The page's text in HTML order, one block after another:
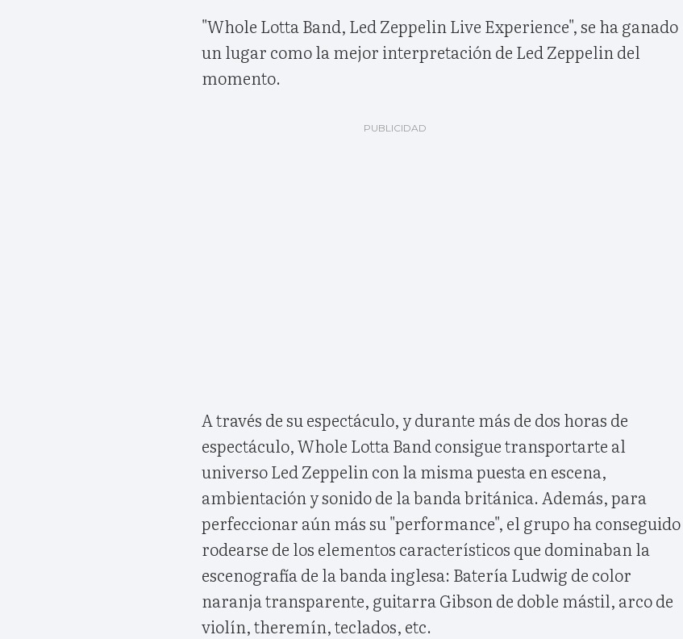
"Whole Lotta Band, Led Zeppelin Live Experience", se ha ganado
un lugar como la mejor interpretación de Led Zeppelin del
momento.
A través de su espectáculo, y durante más de dos horas de
espectáculo, Whole Lotta Band consigue transportarte al
universo Led Zeppelin con la misma puesta en escena,
ambientación y sonido de la banda británica. Además, para
perfeccionar aún más su "performance", el grupo ha conseguido
rodearse de los elementos característicos que dominaban la
escenografía de la banda inglesa: Batería Ludwig de color
naranja transparente, guitarra Gibson de doble mástil, arco de
violín, theremín, teclados, etc.